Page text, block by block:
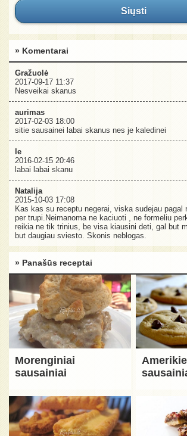
Siųsti
» Komentarai
Gražuolė
2017-09-17 11:37
Nesveikai skanus
aurimas
2017-02-03 18:00
sitie sausainei labai skanus nes je kaledinei
le
2016-02-15 20:46
labai labai skanu
Natalija
2015-10-03 17:08
Kas kas su receptu negerai, viska sudejau pagal
per trupi.Neimanoma ne kaciuoti , ne formeliu
reikia ne tik trinius, be visa kiausini deti, gal but
but daugiau sviesto. Skonis neblogas.
» Panašūs receptai
Morenginiai
sausainiai